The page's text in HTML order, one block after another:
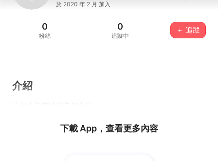
於 2020 年 2 月 加入
0
粉絲
0
追蹤中
＋ 追蹤
介紹
下載 App，查看更多內容